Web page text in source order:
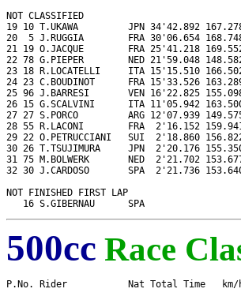
NOT CLASSIFIED
19 10 T.UKAWA         JPN 34'42.892
20  5 J.RUGGIA        FRA 30'06.654
21 19 O.JACQUE        FRA 25'41.218
22 78 G.PIEPER        NED 21'59.048
23 18 R.LOCATELLI     ITA 15'15.510
24 23 C.BOUDINOT      FRA 15'33.526
25 96 J.BARRESI       VEN 16'22.825
26 15 G.SCALVINI      ITA 11'05.942
27 27 S.PORCO         ARG 12'07.939
28 55 R.LACONI        FRA  2'16.152
29 22 O.PETRUCCIANI   SUI  2'18.860
30 26 T.TSUJIMURA     JPN  2'20.176
31 75 M.BOLWERK       NED  2'21.702
32 30 J.CARDOSO       SPA  2'21.736
NOT FINISHED FIRST LAP
16 S.GIBERNAU      SPA
500cc Race
P.No. Rider           Nat Total Time   km/